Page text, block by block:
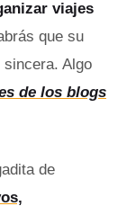
viajes
que su
Algo
de los blogs
de